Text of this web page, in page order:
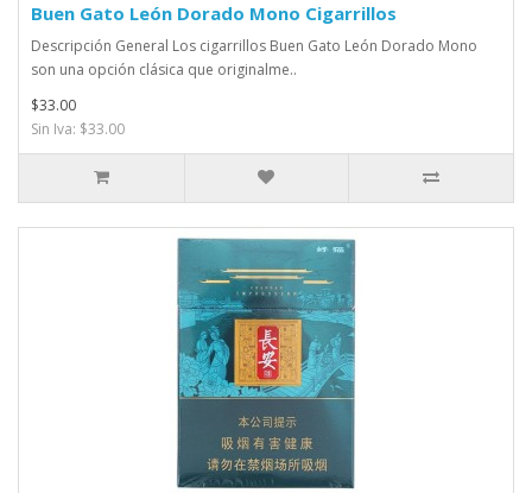
Buen Gato León Dorado Mono Cigarrillos
Descripción General Los cigarrillos Buen Gato León Dorado Mono
son una opción clásica que originalme..
$33.00
Sin Iva: $33.00